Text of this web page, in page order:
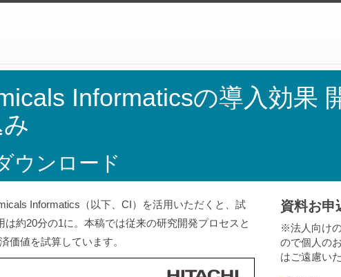
Informaticsの導入効果
ウンロード
Informatics（以下、CI）を活用いただくと、試
約20分の1に。本稿では従来の研究開発プロセスと
価値を試算しています。
資料お申
※法人向け
ので個人の
はご遠慮い